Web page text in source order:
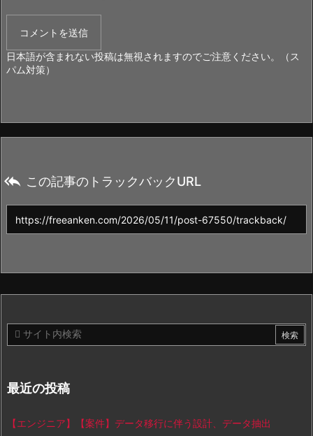
日本語が含まれない投稿は無視されますのでご注意ください。（ス
パム対策）
 この記事のトラックバックURL
最近の投稿
【エンジニア】【案件】データ移行に伴う設計、データ抽出